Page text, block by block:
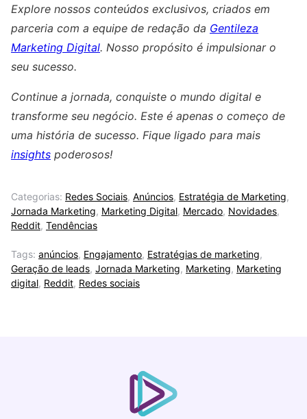
Explore nossos conteúdos exclusivos, criados em
parceria com a equipe de redação da Gentileza
Marketing Digital. Nosso propósito é impulsionar o
seu sucesso.
Continue a jornada, conquiste o mundo digital e
transforme seu negócio. Este é apenas o começo de
uma história de sucesso. Fique ligado para mais
insights poderosos!
Categorias: Redes Sociais, Anúncios, Estratégia de Marketing,
Jornada Marketing, Marketing Digital, Mercado, Novidades,
Reddit, Tendências
Tags: anúncios, Engajamento, Estratégias de marketing,
Geração de leads, Jornada Marketing, Marketing, Marketing
digital, Reddit, Redes sociais